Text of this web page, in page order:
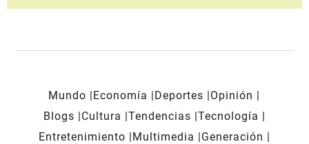
Mundo Economía Deportes
Opinión
Blogs
Cultura Tendencias Tecnología
Entretenimiento
Multimedia
Generación